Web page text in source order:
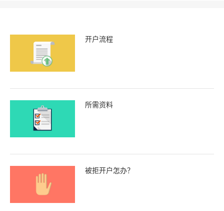
开户流程
所需资料
被拒开户怎办？